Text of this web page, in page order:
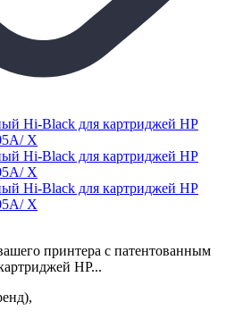
принтера с патентованным
HP...